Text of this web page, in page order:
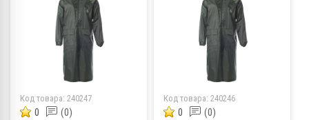
Код товара: 240247
0 (0)
Код товара: 240246
0 (0)